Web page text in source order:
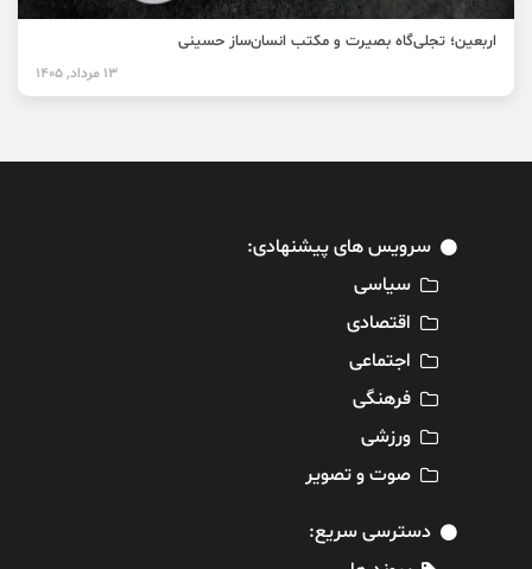
اربعین؛ تجلی‌گاه بصیرت و مکتب انسان‌ساز حسینی
13 مرداد, 1405
سرویس های پیشنهادی:
سیاسی
اقتصادی
اجتماعی
فرهنگی
ورزشی
صوت و تصویر
دسترسی سریع: